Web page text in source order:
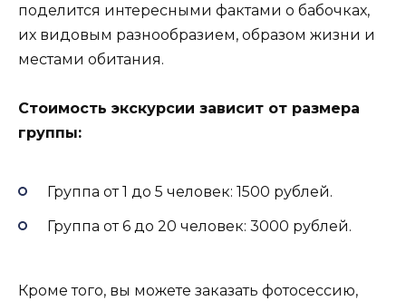
поделится интересными фактами о бабочках,
их видовым разнообразием, образом жизни и
местами обитания.
Стоимость экскурсии зависит от размера
группы:
Группа от 1 до 5 человек: 1500 рублей.
Группа от 6 до 20 человек: 3000 рублей.
Кроме того, вы можете заказать фотосессию,